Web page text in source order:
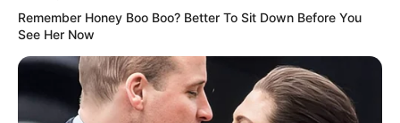
Remember Honey Boo Boo? Better To Sit Down Before You
See Her Now